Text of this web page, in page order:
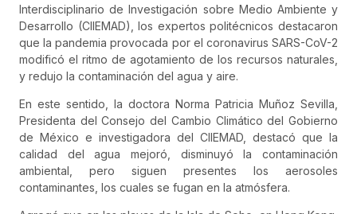
Interdisciplinario de Investigación sobre Medio Ambiente y
Desarrollo (CIIEMAD), los expertos politécnicos destacaron
que la pandemia provocada por el coronavirus SARS-CoV-2
modificó el ritmo de agotamiento de los recursos naturales,
y redujo la contaminación del agua y aire.
En este sentido, la doctora Norma Patricia Muñoz Sevilla,
Presidenta del Consejo del Cambio Climático del Gobierno
de México e investigadora del CIIEMAD, destacó que la
calidad del agua mejoró, disminuyó la contaminación
ambiental, pero siguen presentes los aerosoles
contaminantes, los cuales se fugan en la atmósfera.